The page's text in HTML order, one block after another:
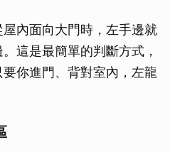
內面向大門時，左手邊就
這是最簡單的判斷方式，
你進門、背對室內，左龍